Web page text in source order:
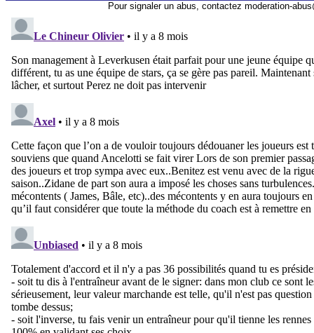
Pour signaler un abus, contactez moderation-